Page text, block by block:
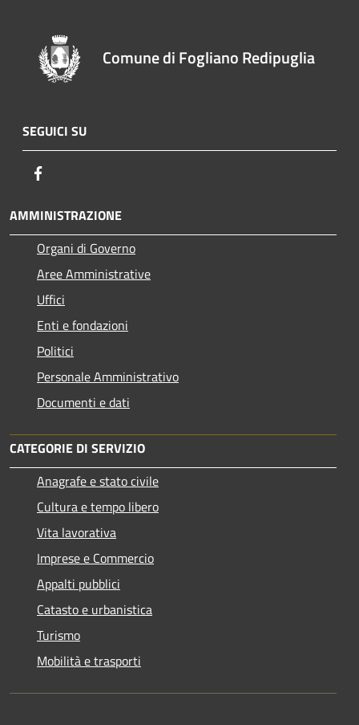
Comune di Fogliano Redipuglia
SEGUICI SU
AMMINISTRAZIONE
Organi di Governo
Aree Amministrative
Uffici
Enti e fondazioni
Politici
Personale Amministrativo
Documenti e dati
CATEGORIE DI SERVIZIO
Anagrafe e stato civile
Cultura e tempo libero
Vita lavorativa
Imprese e Commercio
Appalti pubblici
Catasto e urbanistica
Turismo
Mobilità e trasporti